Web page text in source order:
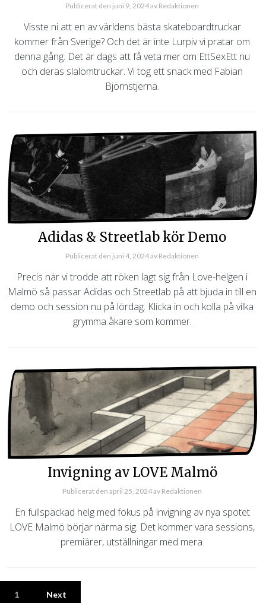
Publicerat den juni 9, 2024av Redaktionen
Visste ni att en av världens bästa skateboardtruckar
kommer från Sverige? Och det är inte Lurpiv vi pratar om
denna gång. Det är dags att få veta mer om EttSexEtt nu
och deras slalomtruckar. Vi tog ett snack med Fabian
Björnstjerna.
Adidas & Streetlab kör Demo
Publicerat den juni 4, 2024av Redaktionen
Precis när vi trodde att röken lagt sig från Love-helgen i
Malmö så passar Adidas och Streetlab på att bjuda in till en
demo och session nu på lördag. Klicka in och kolla på vilka
grymma åkare som kommer.
Invigning av LOVE Malmö
Publicerat denapril 25, 2024av Redaktionen
En fullspäckad helg med fokus på invigning av nya spotet
LOVE Malmö börjar närma sig. Det kommer vara sessions,
premiärer, utställningar med mera.
1 Next